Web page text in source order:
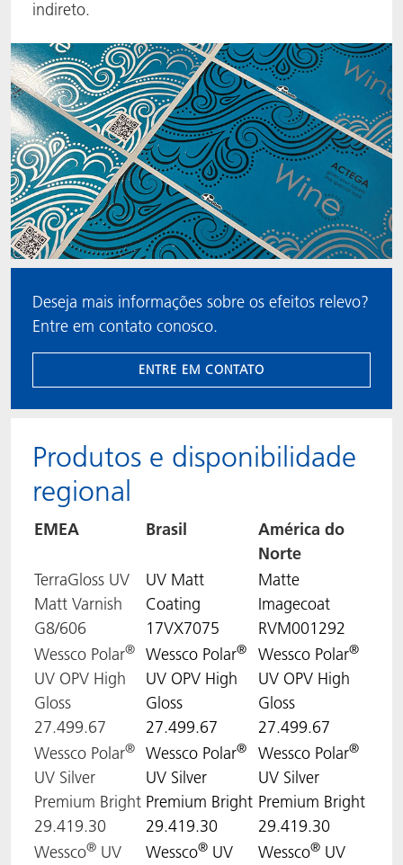
indireto.
Deseja mais informações sobre os efeitos relevo?
Entre em contato conosco.
ENTRE EM CONTATO
Produtos e disponibilidade
regional
EMEA Brasil
América do
Norte
TerraGloss UV
Matt Varnish
G8/606
UV Matt
Coating
17VX7075
Matte
Imagecoat
RVM001292
Wessco Polar®
UV OPV High
Gloss
27.499.67
Wessco Polar®
UV OPV High
Gloss
27.499.67
Wessco Polar®
UV OPV High
Gloss
27.499.67
Wessco Polar®
UV Silver
Premium Bright
29.419.30
Wessco Polar®
UV Silver
Premium Bright
29.419.30
Wessco Polar®
UV Silver
Premium Bright
29.419.30
Wessco® UV
Wessco® UV
Wessco® UV
BlisterKote
FoodClass
FoodSafe
MotionCoat
PakSafe
PROVALIN
WESSCO
FAQ
ACTEGA Schmid Rhyner